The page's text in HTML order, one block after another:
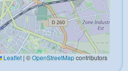
Leaflet | ©OpenStreetMapcontributors